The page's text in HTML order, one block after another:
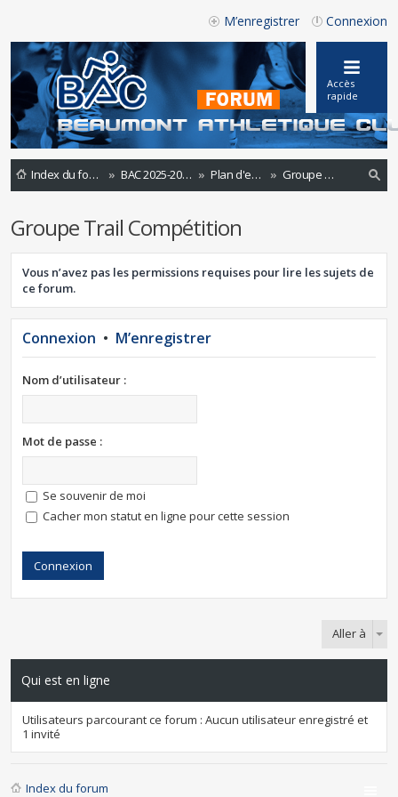
Connexion
M’enregistrer
Accès
rapide
Index du forum BAC 2025-2026 Plan d'entraînements 2024-2025
Groupe Trail Compétition
rc
he
Groupe Trail Compétition
Vous n’avez pas les permissions requises pour lire les sujets de
ce forum.
Connexion • M’enregistrer
Nom d’utilisateur :
Mot de passe :
Se souvenir de moi
Cacher mon statut en ligne pour cette session
Aller à
Qui est en ligne
Utilisateurs parcourant ce forum : Aucun utilisateur enregistré et
1 invité
Index du forum